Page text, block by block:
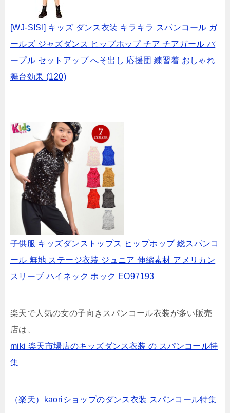
[WJ-SISI] キッズ ダンス衣装 キラキラ スパンコール ガ
ールズ ジャズダンス ヒップホップ チア チアガール パ
ープル セットアップ へそ出し 応援団 練習着 おしゃれ
舞台効果 (120)
子供服 キッズダンストップス ヒップホップ 総スパンコ
ール 無地 ステージ衣装 ジュニア 伸縮素材 アメリカン
スリーブ ハイネック ホック EO97193
楽天で人気の女の子向きスパンコール衣装が多い販売
店は、
miki 楽天市場店のキッズダンス衣装 の スパンコール特
集
（楽天）kaoriショップのダンス衣装 スパンコール特集